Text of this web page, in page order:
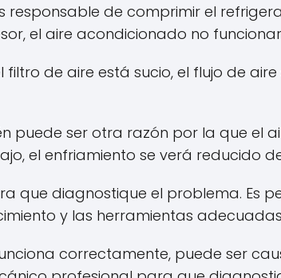
de comprimir el
el aire acondicionado no
de aire está sucio, el flujo de
puede ser otra razón por la que el
el enfriamiento se verá reducido
que diagnostique el problema. Es
y las herramientas
correctamente, puede ser